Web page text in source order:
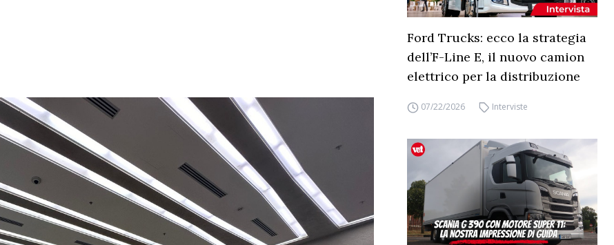
Ford Trucks: ecco la strategia
dell’F-Line E, il nuovo camion
elettrico per la distribuzione
07/22/2026 Interviste